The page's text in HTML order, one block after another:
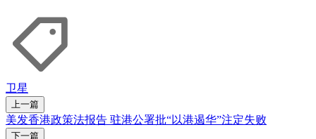
卫星
上一篇
美发香港政策法报告 驻港公署批“以港遏华”注定失败
下一篇